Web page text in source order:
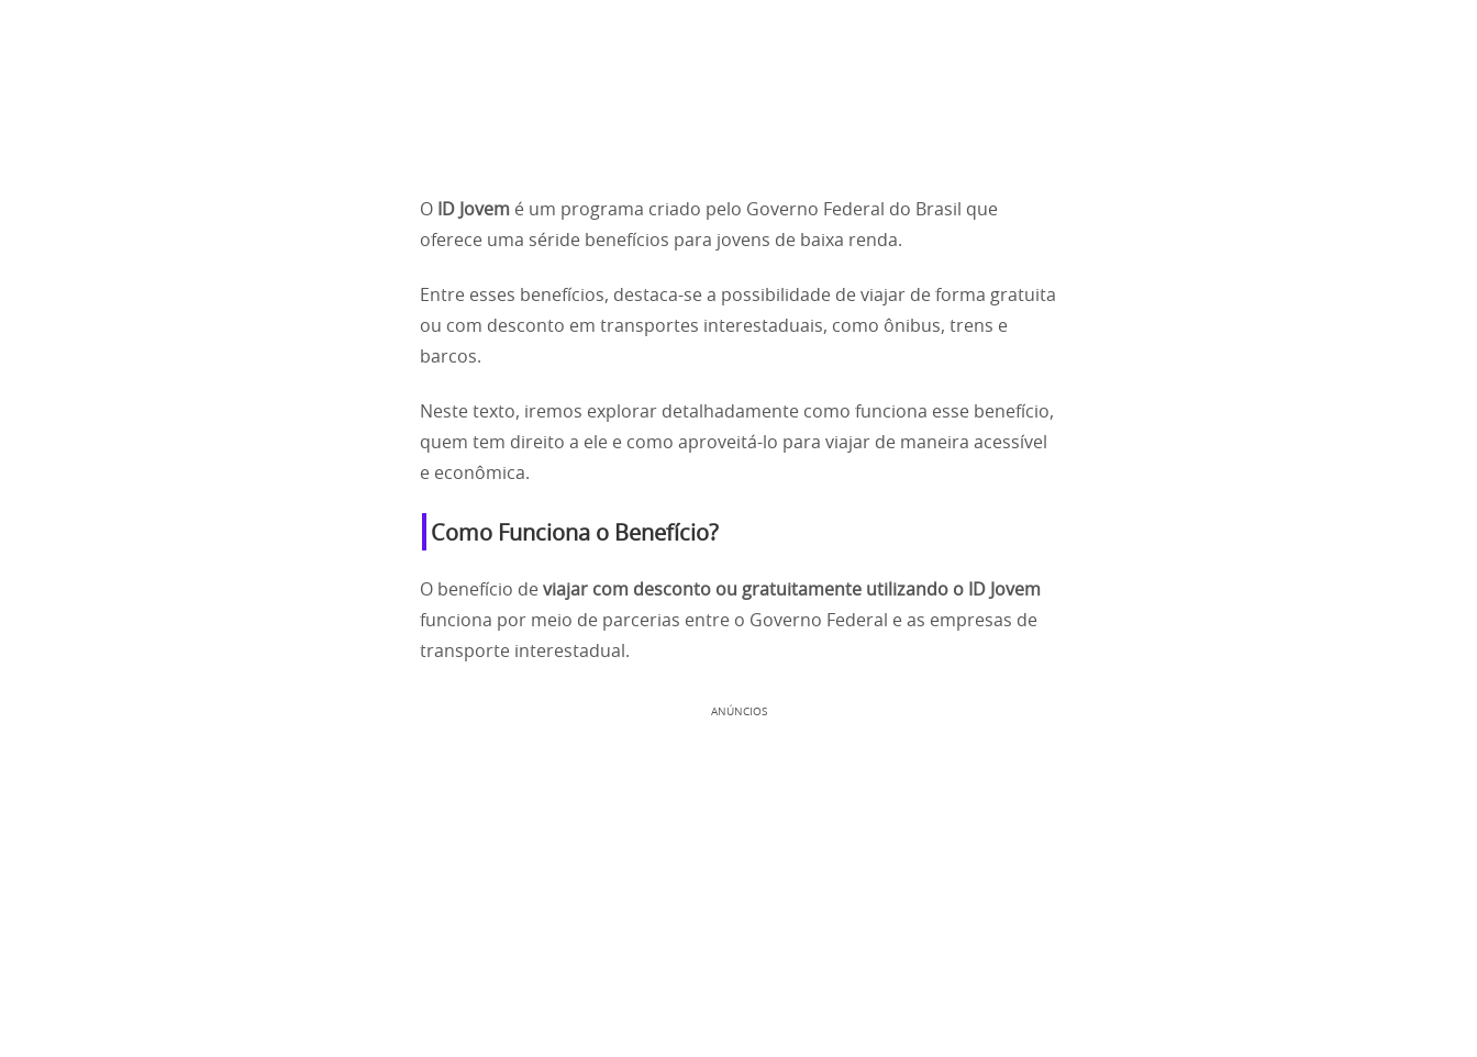
O ID Jovem é um programa criado pelo Governo Federal do Brasil que
oferece uma séride benefícios para jovens de baixa renda.
Entre esses benefícios, destaca-se a possibilidade de viajar de forma gratuita
ou com desconto em transportes interestaduais, como ônibus, trens e
barcos.
Neste texto, iremos explorar detalhadamente como funciona esse benefício,
quem tem direito a ele e como aproveitá-lo para viajar de maneira acessível
e econômica.
Como Funciona o Benefício?
O benefício de viajar com desconto ou gratuitamente utilizando o ID Jovem
funciona por meio de parcerias entre o Governo Federal e as empresas de
transporte interestadual.
ANÚNCIOS